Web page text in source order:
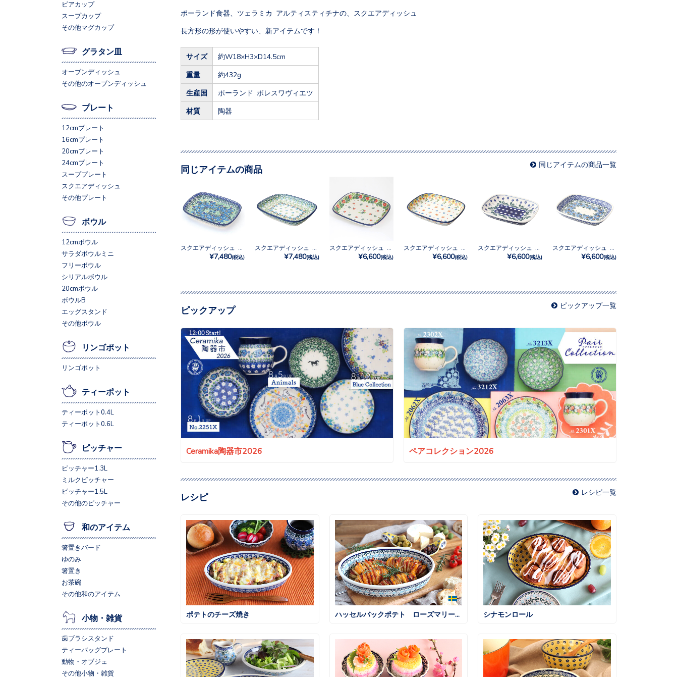
ポーランド食器、ツェラミカ アルティスティチナの、スクエアディッシュ
長方形の形が使いやすい、新アイテムです！
サイズ 約W18×H3×D14.5cm
重量 約432g
生産国 ポーランド ボレスワヴィエツ
材質 陶器
同じアイテムの商品 同じアイテムの商品一覧
¥7,480(税込) ¥7,480(税込) ¥6,600(税込) ¥6,600(税込) ¥6,600(税込) ¥6,600(税込)
ピックアップ ピックアップ一覧
Ceramika陶器市2026 ペアコレクション2026
レシピ レシピ一覧
ポテトのチーズ焼き ハッセルバックポテト ローズマリー風味 シナモンロール
ビアカップ
スープカップ
その他マグカップ
グラタン皿
オーブンディッシュ
その他のオーブンディッシュ
プレート
12cmプレート
16cmプレート
20cmプレート
24cmプレート
スーププレート
スクエアディッシュ
その他プレート
ボウル
12cmボウル
サラダボウルミニ
フリーボウル
シリアルボウル
20cmボウル
ボウルB
エッグスタンド
その他ボウル
リンゴポット
リンゴポット
ティーポット
ティーポット0.4L
ティーポット0.6L
ピッチャー
ピッチャー1.3L
ミルクピッチャー
ピッチャー1.5L
その他のピッチャー
和のアイテム
箸置きバード
ゆのみ
箸置き
お茶碗
その他和のアイテム
小物・雑貨
歯ブラシスタンド
ティーバッグプレート
動物・オブジェ
その他小物・雑貨